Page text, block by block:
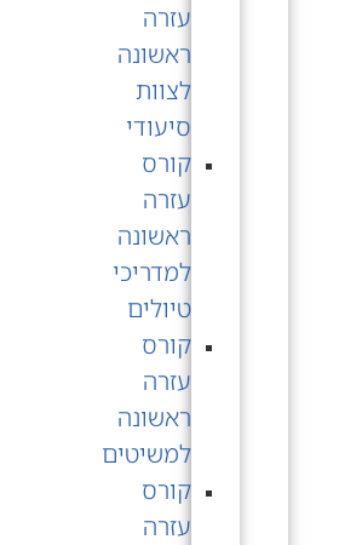
עזרה
ראשונה
לצוות
סיעודי
קורס
עזרה
ראשונה
למדריכי
טיולים
קורס
עזרה
ראשונה
למשיטים
קורס
עזרה